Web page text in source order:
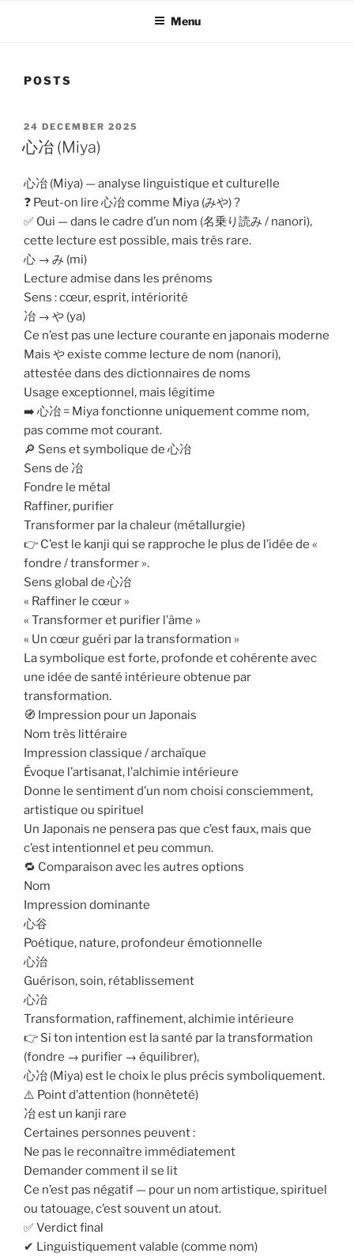
Menu
POSTS
POSTED
ON
24 DECEMBER 2025
心冶 (Miya)
心冶 (Miya) — analyse linguistique et culturelle
❓ Peut-on lire 心冶 comme Miya (みや) ?
✅ Oui — dans le cadre d’un nom (名乗り読み / nanori),
cette lecture est possible, mais très rare.
心 → み (mi)
Lecture admise dans les prénoms
Sens : cœur, esprit, intériorité
冶 → や (ya)
Ce n’est pas une lecture courante en japonais moderne
Mais や existe comme lecture de nom (nanori),
attestée dans des dictionnaires de noms
Usage exceptionnel, mais légitime
➡️ 心冶 = Miya fonctionne uniquement comme nom,
pas comme mot courant.
🔎 Sens et symbolique de 心冶
Sens de 冶
Fondre le métal
Raffiner, purifier
Transformer par la chaleur (métallurgie)
👉 C’est le kanji qui se rapproche le plus de l’idée de «
fondre / transformer ».
Sens global de 心冶
« Raffiner le cœur »
« Transformer et purifier l’âme »
« Un cœur guéri par la transformation »
La symbolique est forte, profonde et cohérente avec
une idée de santé intérieure obtenue par
transformation.
🧭 Impression pour un Japonais
Nom très littéraire
Impression classique / archaïque
Évoque l’artisanat, l’alchimie intérieure
Donne le sentiment d’un nom choisi consciemment,
artistique ou spirituel
Un Japonais ne pensera pas que c’est faux, mais que
c’est intentionnel et peu commun.
🔁 Comparaison avec les autres options
Nom
Impression dominante
心谷
Poétique, nature, profondeur émotionnelle
心治
Guérison, soin, rétablissement
心冶
Transformation, raffinement, alchimie intérieure
👉 Si ton intention est la santé par la transformation
(fondre → purifier → équilibrer),
心冶 (Miya) est le choix le plus précis symboliquement.
⚠️ Point d’attention (honnêteté)
冶 est un kanji rare
Certaines personnes peuvent :
Ne pas le reconnaître immédiatement
Demander comment il se lit
Ce n’est pas négatif — pour un nom artistique, spirituel
ou tatouage, c’est souvent un atout.
✅ Verdict final
✔ Linguistiquement valable (comme nom)